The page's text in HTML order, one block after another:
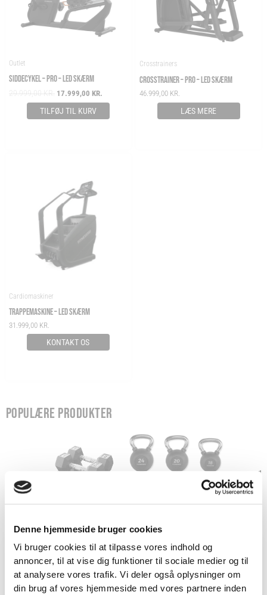
Denne hjemmeside bruger cookies
Vi bruger cookies til at tilpasse vores indhold og
annoncer, til at vise dig funktioner til sociale medier og til
at analysere vores trafik. Vi deler også oplysninger om
din brug af vores hjemmeside med vores partnere inden
Outlet
SIDDECYKEL – PRO – LED SKÆRM
17.999,00 KR.
TILFØJ TIL KURV
Crosstrainers
CROSSTRAINER – PRO – LED SKÆRM
46.999,00 KR.
LÆS MERE
Cardiomaskiner
TRAPPEMASKINE – LED SKÆRM
31.999,00 KR.
KONTAKT OS
POPULÆRE PRODUKTER
HEXAGON HÅNDVÆGTE -
DUMBBELLS - 1-45 KG
39 KR.
KETTLEBELL - 2-24 KG
99 KR.
VIND 2 VALGFRIE HÅNDVÆGTE 💥
Tilmeld dig nyhedsbrevet og deltag i